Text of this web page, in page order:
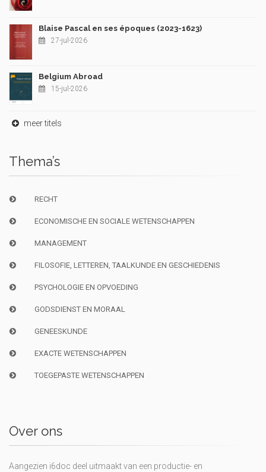
Blaise Pascal en ses époques (2023-1623)
27-jul-2026
Belgium Abroad
15-jul-2026
meer titels
Thema’s
RECHT
ECONOMISCHE EN SOCIALE WETENSCHAPPEN
MANAGEMENT
FILOSOFIE, LETTEREN, TAALKUNDE EN GESCHIEDENIS
PSYCHOLOGIE EN OPVOEDING
GODSDIENST EN MORAAL
GENEESKUNDE
EXACTE WETENSCHAPPEN
TOEGEPASTE WETENSCHAPPEN
Over ons
Aangezien i6doc deel uitmaakt van een productie- en